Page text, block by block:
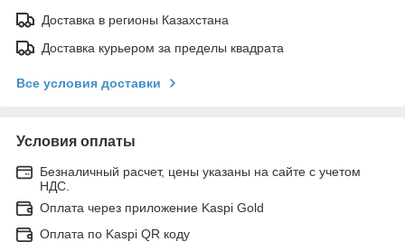
Доставка в регионы Казахстана
Доставка курьером за пределы квадрата
Все условия доставки
Условия оплаты
Безналичный расчет, цены указаны на сайте с учетом
НДС.
Оплата через приложение Kaspi Gold
Оплата по Kaspi QR коду